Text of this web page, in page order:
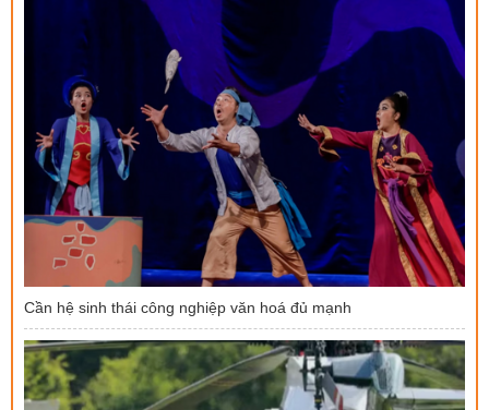
Cần hệ sinh thái công nghiệp văn hoá đủ mạnh